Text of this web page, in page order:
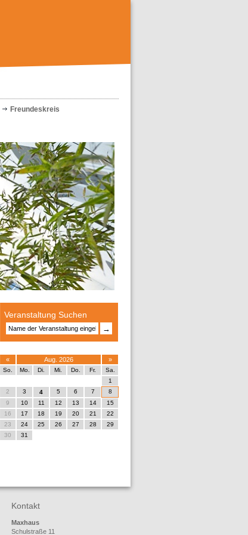
Freundeskreis
Veranstaltung Suchen
→
« Aug. 2026 »
So. Mo. Di. Mi. Do. Fr.
Sa.
1
2
3 4 5 6 7
8
9
10 11 12 13 14
15
16
17 18 19 20 21
22
23
24 25 26 27 28
29
30
31
Kontakt
Maxhaus
Schulstraße 11